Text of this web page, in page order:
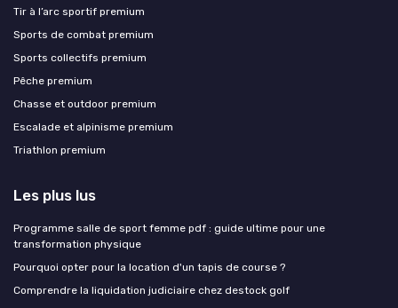
Tir à l’arc sportif premium
Sports de combat premium
Sports collectifs premium
Pêche premium
Chasse et outdoor premium
Escalade et alpinisme premium
Triathlon premium
Les plus lus
Programme salle de sport femme pdf : guide ultime pour une
transformation physique
Pourquoi opter pour la location d'un tapis de course ?
Comprendre la liquidation judiciaire chez destock golf